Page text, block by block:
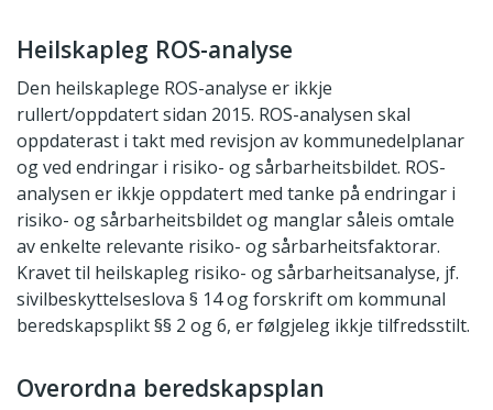
Heilskapleg ROS-analyse
Den heilskaplege ROS-analyse er ikkje
rullert/oppdatert sidan 2015. ROS-analysen skal
oppdaterast i takt med revisjon av kommunedelplanar
og ved endringar i risiko- og sårbarheitsbildet. ROS-
analysen er ikkje oppdatert med tanke på endringar i
risiko- og sårbarheitsbildet og manglar såleis omtale
av enkelte relevante risiko- og sårbarheitsfaktorar.
Kravet til heilskapleg risiko- og sårbarheitsanalyse, jf.
sivilbeskyttelseslova § 14 og forskrift om kommunal
beredskapsplikt §§ 2 og 6, er følgjeleg ikkje tilfredsstilt.
Overordna beredskapsplan